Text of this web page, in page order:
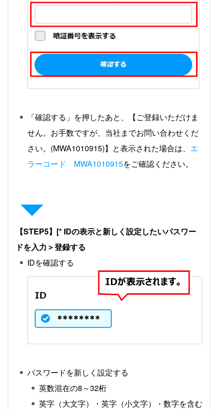
「確認する」を押したあと、【ご登録いただけま
せん。お手数ですが、当社までお問い合わせくだ
さい。(MWA1010915)】と表示された場合は、 エ
ラーコード MWA1010915をご確認ください。
【STEP5】[* IDの表示と新しく設定したいパスワー
ドを入力＞登録する
IDを確認する
パスワードを新しく設定する
英数混在の8～32桁
英字（大文字）・英字（小文字）・数字を含む